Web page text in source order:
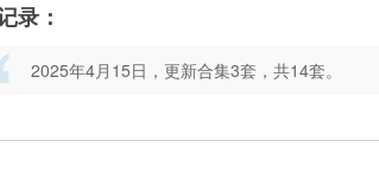
录：
2025年4月15日，更新合集3套，共14套。